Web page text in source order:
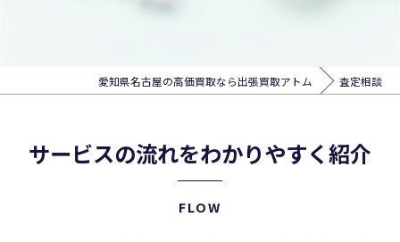
愛知県名古屋の高価買取なら出張買取アトム 査定相談
サービスの流れをわかりやすく紹介
FLOW